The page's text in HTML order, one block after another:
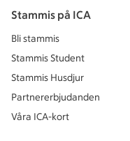
Stammis på ICA
Bli stammis
Stammis Student
Stammis Husdjur
Partnererbjudanden
Våra ICA-kort